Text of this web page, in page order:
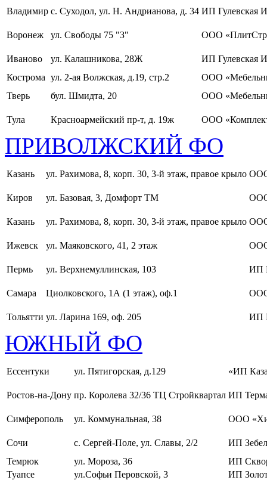
Владимир с. Суходол, ул. Н. Андрианова, д. 34 ИП Гулевская
Воронеж ул. Свободы 75 "З" ООО
Иваново ул. Калашникова, 28Ж
ИП Гулевская
Кострома ул. 2-ая Волжская, д.19, стр.2
ООО
Тверь
бул. Шмидта, 20 ООО
Тула Красноармейский пр-т, д. 19ж ООО
ПРИВОЛЖСКИЙ ФО
Казань ул. Рахимова, 8, корп. 30, 3-й этаж, правое крыло
Киров ул. Базовая, 3, Домфорт ТМ
Казань ул. Рахимова, 8, корп. 30, 3-й этаж, правое крыло
Ижевск ул. Маяковского, 41, 2 этаж
Пермь ул. Верхнемуллинская, 103 ИП
Самара Циолковского, 1А (1 этаж), оф.1
Тольятти ул. Ларина 169, оф. 205 ИП
ЮЖНЫЙ ФО
Ессентуки ул. Пятигорская, д.129 «ИП
Ростов-на-Дону пр. Королева 32/36 ТЦ Стройквартал ИП
Симферополь ул. Коммунальная, 38 ООО
Сочи с. Сергей-Поле, ул. Славы, 2/2
ИП
Темрюк
ул. Мороза, 36
ИП
Туапсе
ул.Софьи Перовской, 3 ИП